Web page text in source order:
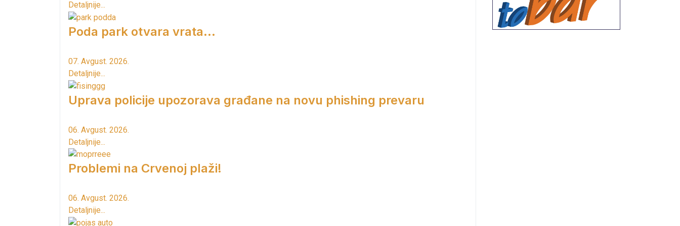
Detaljnije...
Poda park otvara vrata...
07. Avgust. 2026.
Detaljnije...
Uprava policije upozorava građane na novu phishing prevaru
06. Avgust. 2026.
Detaljnije...
Problemi na Crvenoj plaži!
06. Avgust. 2026.
Detaljnije...